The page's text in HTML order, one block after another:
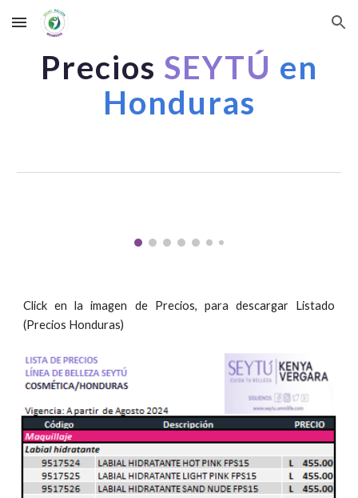
Skip to main content Skip to navigation
Precios SEYTÚ en
Honduras
Click en la imagen de Precios, para descargar Listado
(Precios Honduras)